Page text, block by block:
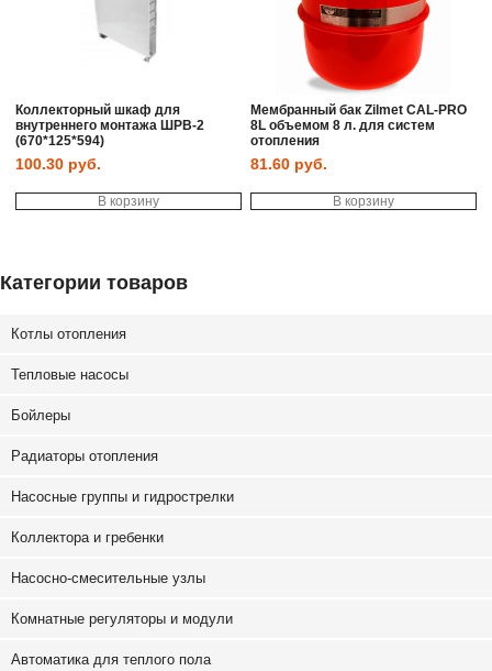
Коллекторный шкаф для
внутреннего монтажа ШРВ-2
(670*125*594)
100.30 руб.
В корзину
Мембранный бак Zilmet CAL-PRO
8L объемом 8 л. для систем
отопления
81.60 руб.
В корзину
Категории товаров
Котлы отопления
Тепловые насосы
Бойлеры
Радиаторы отопления
Насосные группы и гидрострелки
Коллектора и гребенки
Насосно-смесительные узлы
Комнатные регуляторы и модули
Автоматика для теплого пола